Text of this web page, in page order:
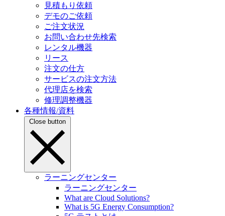
見積もり依頼
デモのご依頼
ご注文状況
お問い合わせ先検索
レンタル機器
リース
注文の仕方
サービスの注文方法
代理店を検索
修理調整機器
各種情報/資料
Close button
ラーニングセンター
ラーニングセンター
What are Cloud Solutions?
What is 5G Energy Consumption?